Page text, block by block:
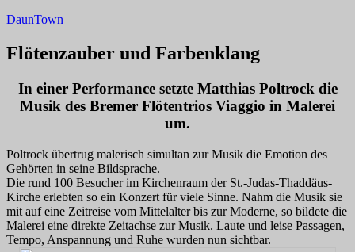
Zum
springen
DaunTown
Flötenzauber und Farbenklang
In einer Performance setzte Matthias Poltrock die
Musik des Bremer Flötentrios Viaggio in Malerei
um.
Poltrock übertrug malerisch simultan zur Musik die Emotion des
Gehörten in seine Bildsprache.
Die rund 100 Besucher im Kirchenraum der St.-Judas-Thaddäus-
Kirche erlebten so ein Konzert für viele Sinne. Nahm die Musik sie
mit auf eine Zeitreise vom Mittelalter bis zur Moderne, so bildete die
Malerei eine direkte Zeitachse zur Musik. Laute und leise Passagen,
Tempo, Anspannung und Ruhe wurden nun sichtbar.